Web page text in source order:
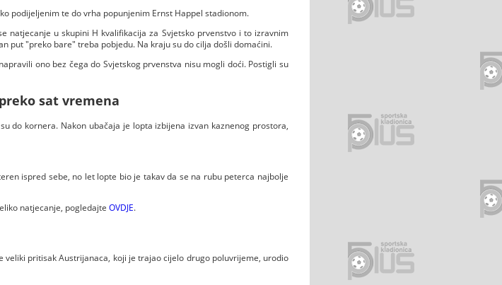
podijeljenim te do vrha popunjenim Ernst Happel stadionom.
natjecanje u skupini H kvalifikacija za Svjetsko prvenstvo i to izravnim
put "preko bare" treba pobjedu. Na kraju su do cilja došli domaćini.
ono bez čega do Svjetskog prvenstva nisu mogli doći. Postigli su
sat vremena
do kornera. Nakon ubačaja je lopta izbijena izvan kaznenog prostora,
ispred sebe, no let lopte bio je takav da se na rubu peterca najbolje
natjecanje, pogledajte OVDJE.
veliki pritisak Austrijanaca, koji je trajao cijelo drugo poluvrijeme, urodio